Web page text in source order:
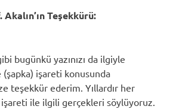
Teşekkürü:
bugünkü yazınızı da ilgiyle
işareti konusunda
teşekkür ederim. Yıllardır her
ile ilgili gerçekleri söylüyoruz.